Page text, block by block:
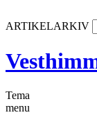
ARTIKELARKIV
Tema
menu